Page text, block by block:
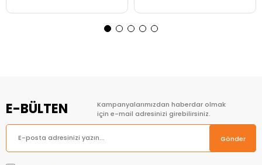
E-BÜLTEN
Kampanyalarımızdan haberdar olmak
için e-mail adresinizi girebilirsiniz.
Gönder